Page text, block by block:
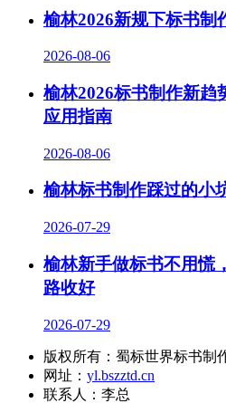
榆林2026新规下标书制
2026-08-06
榆林2026标书制作新趋
应用指南
2026-08-06
榆林标书制作踩过的小
2026-07-29
榆林新手做标书不用慌
路收好
2026-07-29
版权所有：蜀标世界标书制
网址： yl.bszztd.cn
联系人：李总